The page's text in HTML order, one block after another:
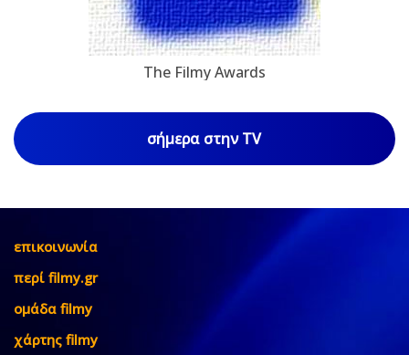
The Filmy Awards
σήμερα στην TV
επικοινωνία
περί filmy.gr
ομάδα filmy
χάρτης filmy